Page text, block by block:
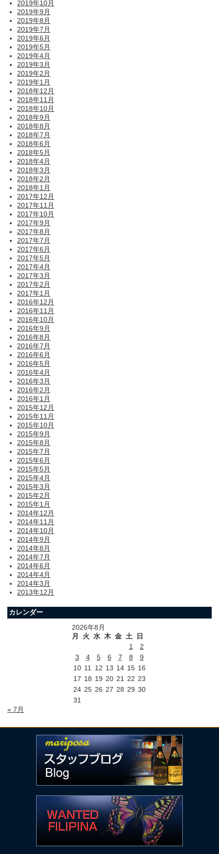
2019年10月
2019年9月
2019年8月
2019年7月
2019年6月
2019年5月
2019年4月
2019年3月
2019年2月
2019年1月
2018年12月
2018年11月
2018年10月
2018年9月
2018年8月
2018年7月
2018年6月
2018年5月
2018年4月
2018年3月
2018年2月
2018年1月
2017年12月
2017年11月
2017年10月
2017年9月
2017年8月
2017年7月
2017年6月
2017年5月
2017年4月
2017年3月
2017年2月
2017年1月
2016年12月
2016年11月
2016年10月
2016年9月
2016年8月
2016年7月
2016年6月
2016年5月
2016年4月
2016年3月
2016年2月
2016年1月
2015年12月
2015年11月
2015年10月
2015年9月
2015年8月
2015年7月
2015年6月
2015年5月
2015年4月
2015年3月
2015年2月
2015年1月
2014年12月
2014年11月
2014年10月
2014年9月
2014年8月
2014年7月
2014年6月
2014年4月
2014年3月
2013年12月
カレンダー
2026年8月
月
火 水 木 金 土
日
1
2
3
4 5 6 7 8
9
10 11 12 13 14 15 16
17 18 19 20 21 22 23
24 25 26 27 28 29 30
31
« 7月